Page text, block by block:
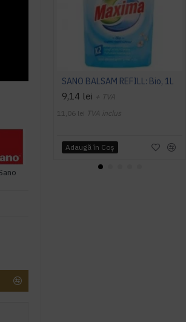
SANO BALSAM REFILL: Bio, 1L
9,14 lei + TVA
11,06 lei TVA inclus
Adaugă în Coş